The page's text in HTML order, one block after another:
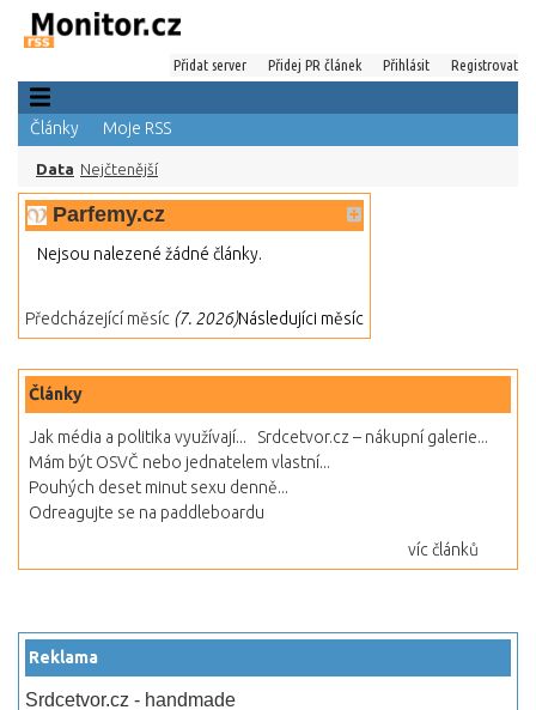
Přidat server Přidej PR článek Přihlásit Registrovat
Články Moje RSS
Data Nejčtenější
Parfemy.cz
Nejsou nalezené žádné články.
Předcházející měsíc (7. 2026)Následujíci měsíc
Články
Jak média a politika využívají...
Srdcetvor.cz – nákupní galerie...
Mám být OSVČ nebo jednatelem vlastní...
Pouhých deset minut sexu denně...
Odreagujte se na paddleboardu
víc článků
Reklama
Srdcetvor.cz - handmade